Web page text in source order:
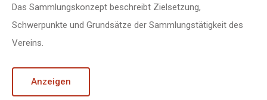
Das Sammlungskonzept beschreibt Zielsetzung,
Schwerpunkte und Grundsätze der Sammlungstätigkeit des
Vereins.
Anzeigen